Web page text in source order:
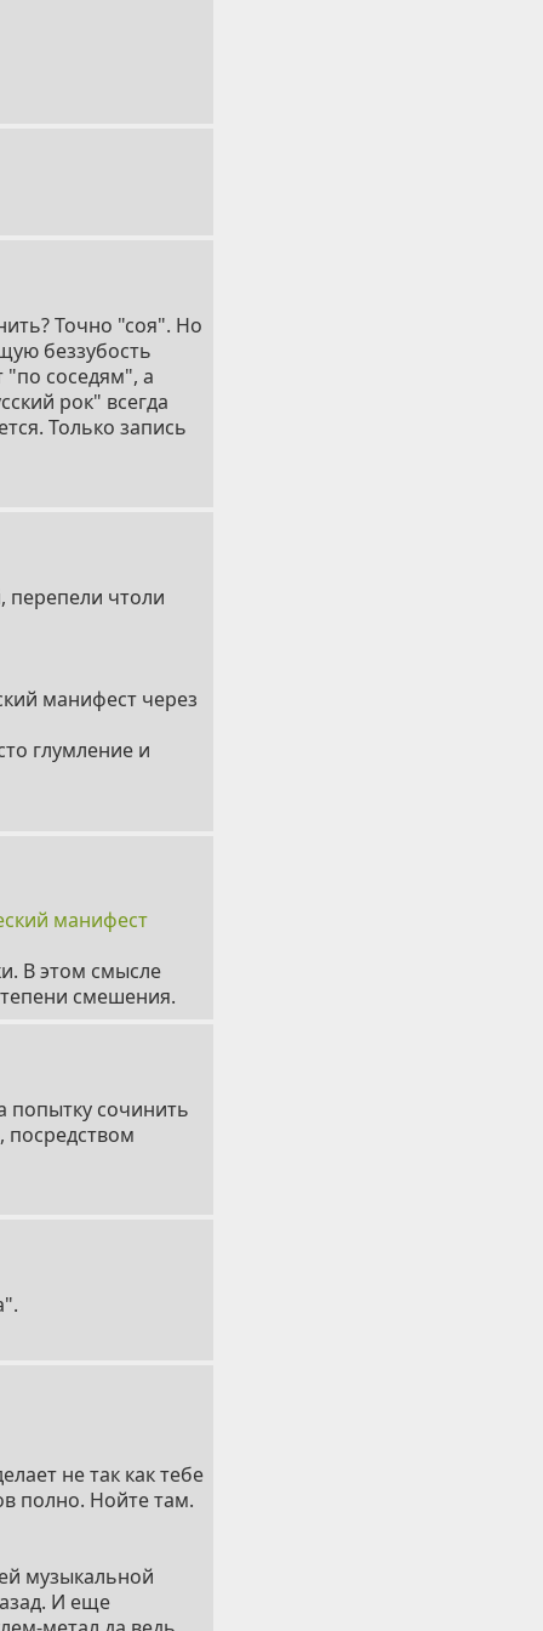
Точно "соя". Но
беззубость
соседям", а
рок" всегда
Только запись
перепели чтоли
манифест через
глумление и
манифест
В этом смысле
смешения.
попытку сочинить
посредством
не так как тебе
полно. Нойте там.
музыкальной
И еще